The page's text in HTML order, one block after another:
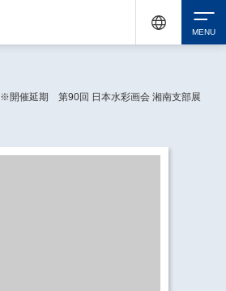
※開催延期 第90回 日本水彩画会 湘南支部展